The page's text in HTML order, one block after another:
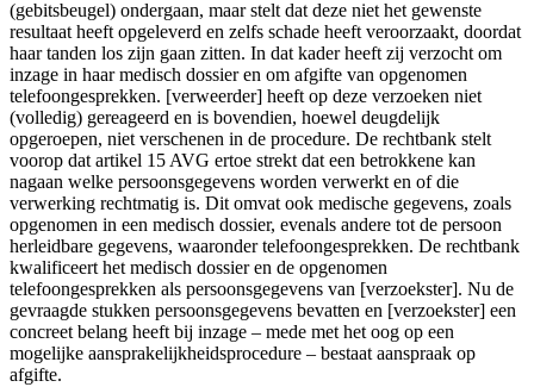
(gebitsbeugel) ondergaan, maar stelt dat deze niet het gewenste
resultaat heeft opgeleverd en zelfs schade heeft veroorzaakt, doordat
haar tanden los zijn gaan zitten. In dat kader heeft zij verzocht om
inzage in haar medisch dossier en om afgifte van opgenomen
telefoongesprekken. [verweerder] heeft op deze verzoeken niet
(volledig) gereageerd en is bovendien, hoewel deugdelijk
opgeroepen, niet verschenen in de procedure. De rechtbank stelt
voorop dat artikel 15 AVG ertoe strekt dat een betrokkene kan
nagaan welke persoonsgegevens worden verwerkt en of die
verwerking rechtmatig is. Dit omvat ook medische gegevens, zoals
opgenomen in een medisch dossier, evenals andere tot de persoon
herleidbare gegevens, waaronder telefoongesprekken. De rechtbank
kwalificeert het medisch dossier en de opgenomen
telefoongesprekken als persoonsgegevens van [verzoekster]. Nu de
gevraagde stukken persoonsgegevens bevatten en [verzoekster] een
concreet belang heeft bij inzage – mede met het oog op een
mogelijke aansprakelijkheidsprocedure – bestaat aanspraak op
afgifte.